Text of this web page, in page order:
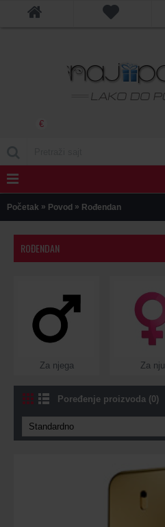
€
Početak » Povod » Rođendan
ROĐENDAN
Za njega Za nju
Poređenje proizvoda (0)